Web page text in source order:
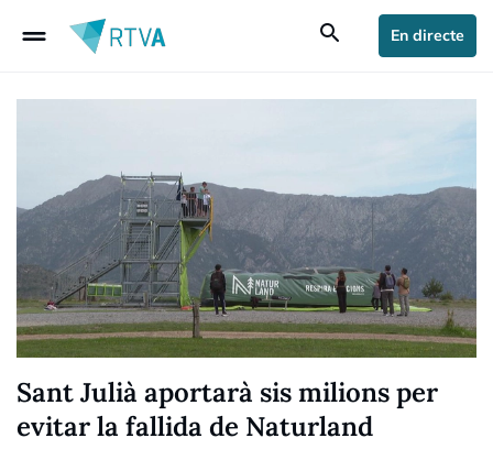
drag_handle search En directe
Sant Julià aportarà sis milions per
evitar la fallida de Naturland